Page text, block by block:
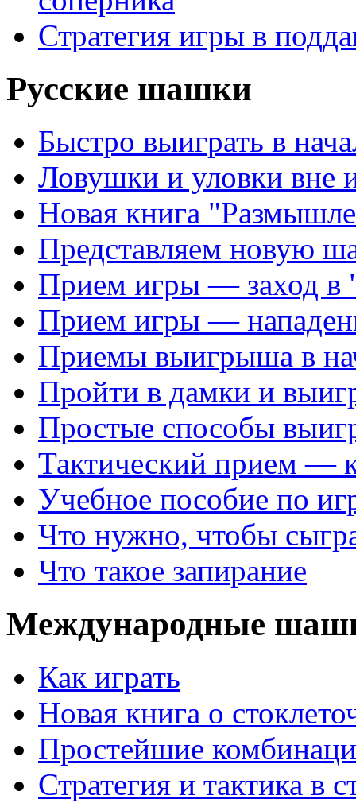
Стратегия игры в
Русские шашки
Быстро выиграть в
Ловушки и уловки вне
Новая книга
Представляем новую
Прием игры — заход в
Прием игры —
Приемы выигрыша в
Пройти в дамки и
Простые способы
Тактический прием —
Учебное пособие по
Что нужно, чтобы
Что такое запирание
Международные
Как играть
Новая книга о
Простейшие
Стратегия и тактика в